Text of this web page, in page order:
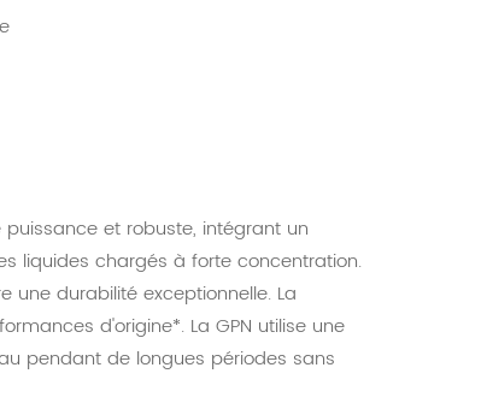
et robuste, intégrant un
liquides chargés à forte concentration.
une durabilité exceptionnelle. La
d'origine*. La GPN utilise une
pendant de longues périodes sans